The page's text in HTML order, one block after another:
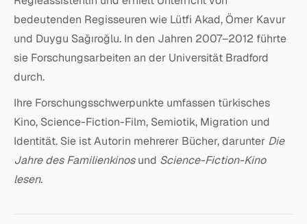
bedeutenden Regisseuren wie Lütfi Akad, Ömer Kavur
und Duygu Sağıroğlu. In den Jahren 2007–2012 führte
sie Forschungsarbeiten an der Universität Bradford
durch.
Ihre Forschungsschwerpunkte umfassen türkisches
Kino, Science-Fiction-Film, Semiotik, Migration und
Identität. Sie ist Autorin mehrerer Bücher, darunter Die
Jahre des Familienkinosund Science-Fiction-Kino
lesen.